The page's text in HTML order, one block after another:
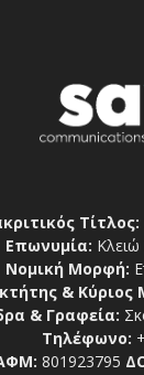
Τίτλος:
Επωνυμία: Κλειώ
Νομική Μορφή:
& Κύριος
& Γραφεία:
Τηλέφωνο:
801923795